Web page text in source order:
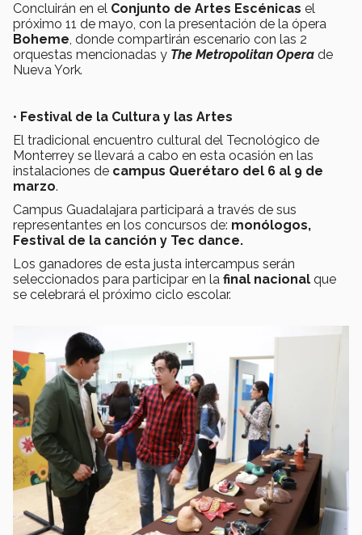
Concluirán en el Conjunto de Artes Escénicas el
próximo 11 de mayo, con la presentación de la ópera
Boheme, donde compartirán escenario con las 2
orquestas mencionadas y The Metropolitan Opera de
Nueva York.
• Festival de la Cultura y las Artes
El tradicional encuentro cultural del Tecnológico de
Monterrey se llevará a cabo en esta ocasión en las
instalaciones de campus Querétaro del 6 al 9 de
marzo.
Campus Guadalajara participará a través de sus
representantes en los concursos de: monólogos,
Festival de la canción y Tec dance.
Los ganadores de esta justa intercampus serán
seleccionados para participar en la final nacional que
se celebrará el próximo ciclo escolar.